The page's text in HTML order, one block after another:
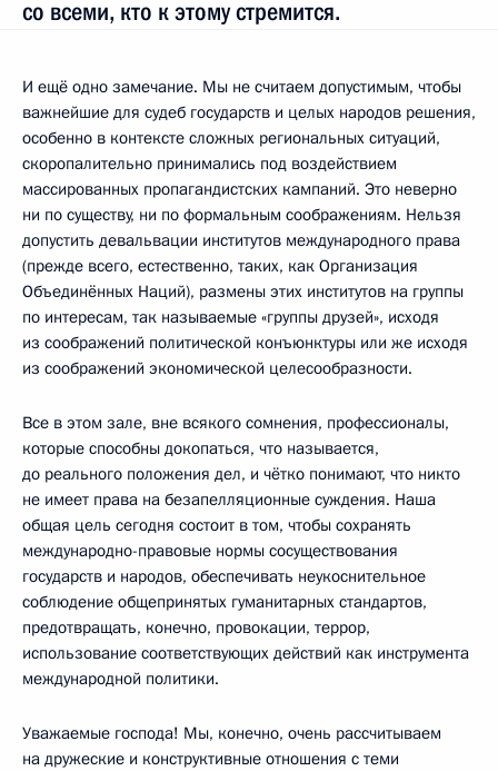
со всеми, кто к этому стремится.
И ещё одно замечание. Мы не считаем допустимым, чтобы
важнейшие для судеб государств и целых народов решения,
особенно в контексте сложных региональных ситуаций,
скоропалительно принимались под воздействием
массированных пропагандистских кампаний. Это неверно
ни по существу, ни по формальным соображениям. Нельзя
допустить девальвации институтов международного права
(прежде всего, естественно, таких, как Организация
Объединённых Наций), размены этих институтов на группы
по интересам, так называемые «группы друзей», исходя
из соображений политической конъюнктуры или же исходя
из соображений экономической целесообразности.
Все в этом зале, вне всякого сомнения, профессионалы,
которые способны докопаться, что называется,
до реального положения дел, и чётко понимают, что никто
не имеет права на безапелляционные суждения. Наша
общая цель сегодня состоит в том, чтобы сохранять
международно-правовые нормы сосуществования
государств и народов, обеспечивать неукоснительное
соблюдение общепринятых гуманитарных стандартов,
предотвращать, конечно, провокации, террор,
использование соответствующих действий как инструмента
международной политики.
Уважаемые господа! Мы, конечно, очень рассчитываем
на дружеские и конструктивные отношения с теми